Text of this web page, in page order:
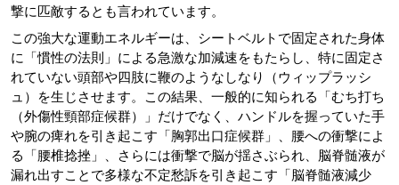
撃に匹敵するとも言われています。
この強大な運動エネルギーは、シートベルトで固定された身体
に「慣性の法則」による急激な加減速をもたらし、特に固定さ
れていない頭部や四肢に鞭のようなしなり（ウィップラッシ
ュ）を生じさせます。この結果、一般的に知られる「むち打ち
（外傷性頸部症候群）」だけでなく、ハンドルを握っていた手
や腕の痺れを引き起こす「胸郭出口症候群」、腰への衝撃によ
る「腰椎捻挫」、さらには衝撃で脳が揺さぶられ、脳脊髄液が
漏れ出すことで多様な不定愁訴を引き起こす「脳脊髄液減少